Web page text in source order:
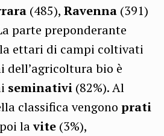
(485), Ravenna (391)
parte preponderante
ettari di campi coltivati
dell’agricoltura bio è
seminativi (82%). Al
classifica vengono prati
lavite (3%),